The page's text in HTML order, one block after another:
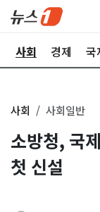
사회 경제 국
사회 사회일반
소방청, 국
첫 신설